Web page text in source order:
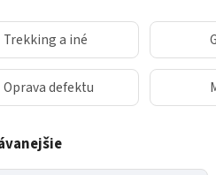
Trekking a iné
Oprava defektu